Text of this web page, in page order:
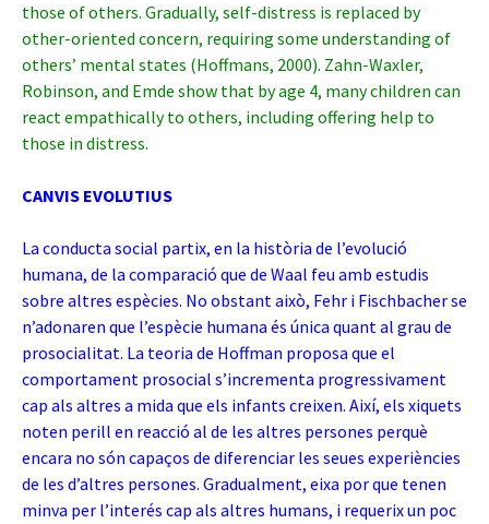
those of others. Gradually, self-distress is replaced by
other-oriented concern, requiring some understanding of
others’ mental states (Hoffmans, 2000). Zahn-Waxler,
Robinson, and Emde show that by age 4, many children can
react empathically to others, including offering help to
those in distress.
CANVIS EVOLUTIUS
La conducta social partix, en la història de l’evolució
humana, de la comparació que de Waal feu amb estudis
sobre altres espècies. No obstant això, Fehr i Fischbacher se
n’adonaren que l’espècie humana és única quant al grau de
prosocialitat. La teoria de Hoffman proposa que el
comportament prosocial s’incrementa progressivament
cap als altres a mida que els infants creixen. Així, els xiquets
noten perill en reacció al de les altres persones perquè
encara no són capaços de diferenciar les seues experiències
de les d’altres persones. Gradualment, eixa por que tenen
minva per l’interés cap als altres humans, i requerix un poc